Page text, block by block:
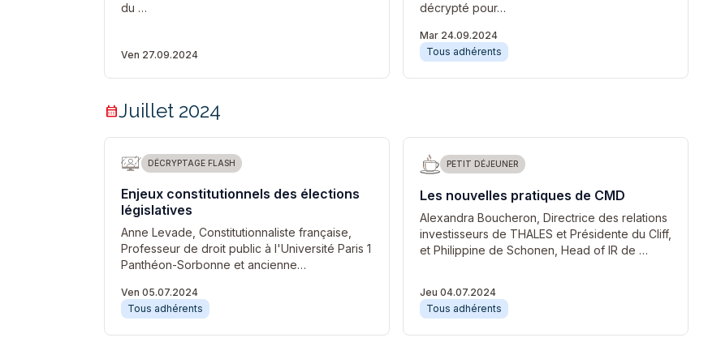
du …
Ven 27.09.2024
décrypté pour…
Mar 24.09.2024
Tous adhérents
calendar_monthJuillet 2024
DÉCRYPTAGE FLASH
Enjeux constitutionnels des élections
législatives
Anne Levade, Constitutionnaliste française,
Professeur de droit public à l'Université Paris 1
Panthéon-Sorbonne et ancienne…
Ven 05.07.2024
Tous adhérents
PETIT DÉJEUNER
Les nouvelles pratiques de CMD
Alexandra Boucheron, Directrice des relations
investisseurs de THALES et Présidente du Cliff,
et Philippine de Schonen, Head of IR de …
Jeu 04.07.2024
Tous adhérents